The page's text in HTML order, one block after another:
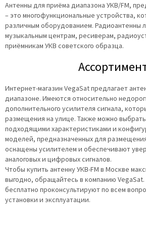
Антенны для приёма диапазона УКВ/FM,
– это многофункциональные устройства,
различным оборудованием. Радиоантенны
музыкальным центрам, ресиверам,
приёмникам УКВ советского образца.
Интернет-магазин VegaSat предлагает
диапазоне. Имеются относительно
дополнительного усилителя сигнала,
размещения на улице. Также можно
подходящими характеристиками и
моделей, предназначенных для
оснащены усилителем и обеспечивают
аналоговых и цифровых сигналов.
Чтобы купить антенну УКВ-FM в Москве
выгодно, обращайтесь в компанию
бесплатно проконсультируют по всем
установки и эксплуатации.